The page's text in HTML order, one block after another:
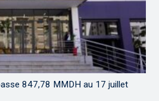
847,78 MMDH au 17 juillet